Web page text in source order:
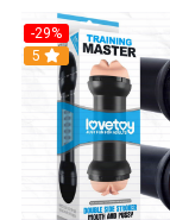
-29%
Hot
5